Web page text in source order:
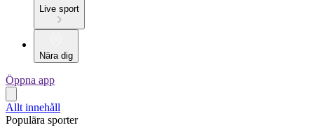
Live sport
Nära dig
Öppna app
Allt innehåll
Populära sporter